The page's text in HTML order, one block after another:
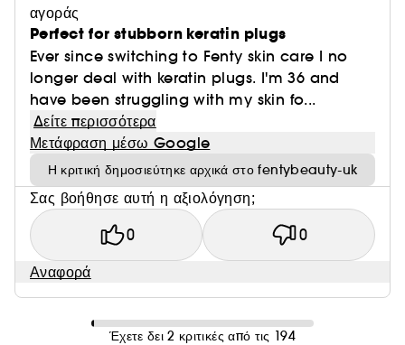
αγοράς
Perfect for stubborn keratin plugs
Ever since switching to Fenty skin care I no
longer deal with keratin plugs. I'm 36 and
have been struggling with my skin fo...
Δείτε περισσότερα
Μετάφραση μέσω Google
Η κριτική δημοσιεύτηκε αρχικά στο fentybeauty-uk
Σας βοήθησε αυτή η αξιολόγηση;
0 0
Αναφορά
Έχετε δει 2 κριτικές από τις 194